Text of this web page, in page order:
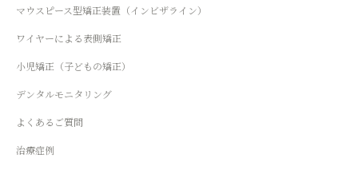
マウスピース型矯正装置（インビザライン）
ワイヤーによる表側矯正
小児矯正（子どもの矯正）
デンタルモニタリング
よくあるご質問
治療症例